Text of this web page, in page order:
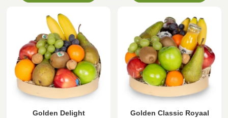
Golden Delight
Golden Classic Royaal